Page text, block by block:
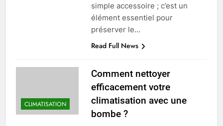
simple accessoire ; c’est un
élément essentiel pour
préserver le…
Read Full News
CLIMATISATION
Comment nettoyer
efficacement votre
climatisation avec une
bombe ?